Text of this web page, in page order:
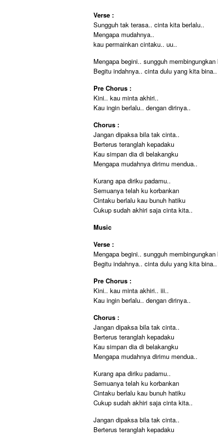
Verse :
Sungguh tak terasa.. cinta kita berlalu..
Mengapa mudahnya..
kau permainkan cintaku.. uu..
Mengapa begini.. sungguh membingungkan
Begitu indahnya.. cinta dulu yang kita bina..
Pre Chorus :
Kini.. kau minta akhiri..
Kau ingin berlalu.. dengan dirinya..
Chorus :
Jangan dipaksa bila tak cinta..
Berterus teranglah kepadaku
Kau simpan dia di belakangku
Mengapa mudahnya dirimu mendua..
Kurang apa diriku padamu..
Semuanya telah ku korbankan
Cintaku berlalu kau bunuh hatiku
Cukup sudah akhiri saja cinta kita..
Music
Verse :
Mengapa begini.. sungguh membingungkan
Begitu indahnya.. cinta dulu yang kita bina..
Pre Chorus :
Kini.. kau minta akhiri.. iii..
Kau ingin berlalu.. dengan dirinya..
Chorus :
Jangan dipaksa bila tak cinta..
Berterus teranglah kepadaku
Kau simpan dia di belakangku
Mengapa mudahnya dirimu mendua..
Kurang apa diriku padamu..
Semuanya telah ku korbankan
Cintaku berlalu kau bunuh hatiku
Cukup sudah akhiri saja cinta kita..
Jangan dipaksa bila tak cinta..
Berterus teranglah kepadaku